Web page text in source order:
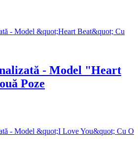
- Model "Heart
Poze